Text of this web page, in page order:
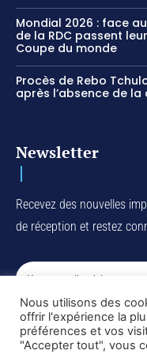
Mondial 2026 : face
de la RDC passent
Coupe du monde
Procès de Rebo
après l’absence de la
Newsletter
Recevez des nouvelles
de réception et restez
I've read and accept the
Nous utilisons des
offrir l'expérience la
préférences et vos
"Accepter tout", vous